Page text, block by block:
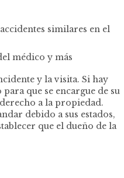
similares en el
médico y más
y la visita. Si hay
que se encargue de su
a la propiedad.
debido a sus estados,
que el dueño de la